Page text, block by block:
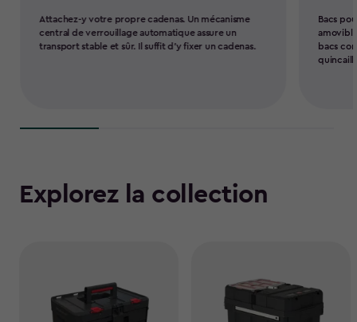
Attachez-y votre propre cadenas. Un mécanisme
central de verrouillage automatique assure un
transport stable et sûr. Il suffit d’y fixer un cadenas.
Bacs
bacs
Explorez la collection